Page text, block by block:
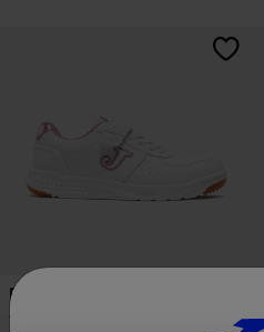
3,5 din 5 evaluări ale clienților
Pantofi Sport Casual W.Harvard Jr